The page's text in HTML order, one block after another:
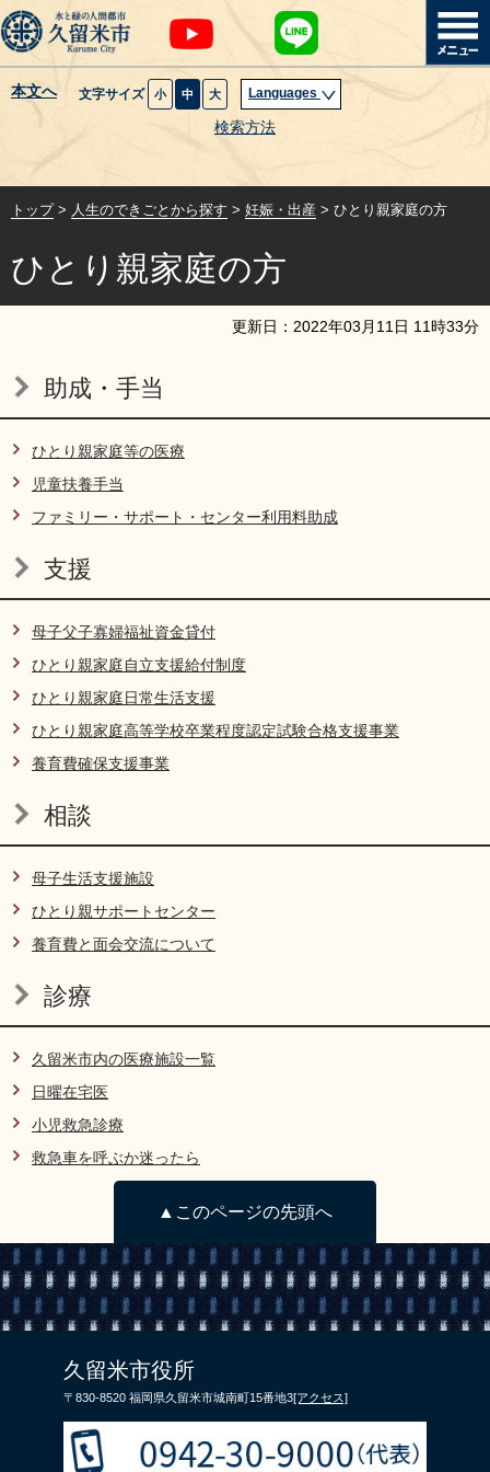
本文へ 文字サイズ 小 中 大 Languages
検索方法
暮らし・届出
健康・医療・福祉
観光魅力・イベント
計画・政策
リンク集 利用ガイド
RSS
閉じる
トップ> 人生のできごとから探す > 妊娠・出産 > ひとり親家庭の方
ひとり親家庭の方
更新日： 2022年03 月 11 日 11時33分
助成・手当
ひとり親家庭等の医療
児童扶養手当
ファミリー・サポート・センター利用料助成
支援
母子父子寡婦福祉資金貸付
ひとり親家庭自立支援給付制度
ひとり親家庭日常生活支援
ひとり親家庭高等学校卒業程度認定試験合格支援事業
養育費確保支援事業
相談
母子生活支援施設
ひとり親サポートセンター
養育費と面会交流について
診療
久留米市内の医療施設一覧
日曜在宅医
小児救急診療
救急車を呼ぶか迷ったら
▲このページの先頭へ
久留米市役所
〒830-8520 福岡県久留米市城南町15番地3[アクセス]